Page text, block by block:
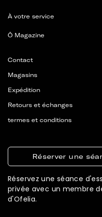
À votre service
Ô Magazine
Contact
Magasins
Expédition
Retours et échanges
termes et conditions
Réserver une
Réservez une séance
privée avec un membre
d'Ofelia.